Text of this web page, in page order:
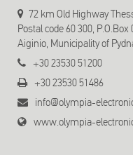
72 km Old Highway
Postal code 60 300, P.O.Box
Aiginio, Municipality of
+30 23530 51200
+30 23530 51486
info@olympia-
www.olympia-